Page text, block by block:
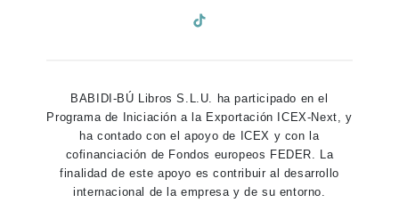
BABIDI-BÚ Libros S.L.U. ha participado en el
Programa de Iniciación a la Exportación ICEX-Next, y
ha contado con el apoyo de ICEX y con la
cofinanciación de Fondos europeos FEDER. La
finalidad de este apoyo es contribuir al desarrollo
internacional de la empresa y de su entorno.